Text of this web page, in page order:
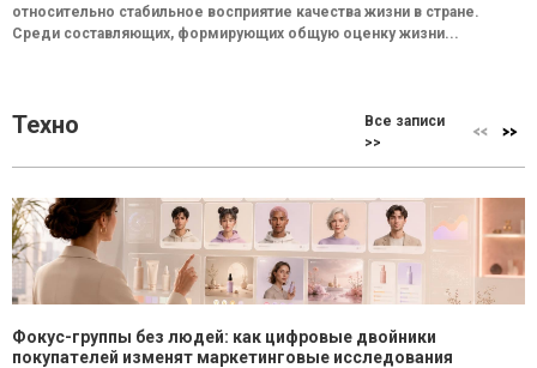
относительно стабильное восприятие качества жизни в стране.
Среди составляющих, формирующих общую оценку жизни...
Техно
Все записи
>>
Фокус-группы без людей: как цифровые двойники
покупателей изменят маркетинговые исследования